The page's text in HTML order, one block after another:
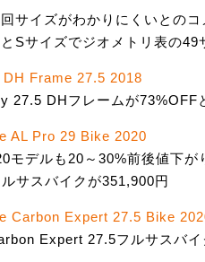
サイズがわかりにくいとの
Sサイズでジオメトリ表の49
Frame 27.5 2018
27.5 DHフレームが73%OFF
AL Pro 29 Bike 2020
モデルも20～30%前後値下
サスバイクが351,900円
Carbon Expert 27.5 Bike
Expert 27.5フルサスバイ